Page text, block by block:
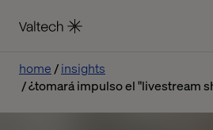
home
insights
¿tomará impulso el "livestream